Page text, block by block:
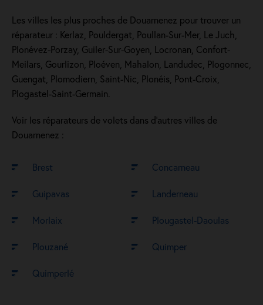
Les villes les plus proches de Douarnenez pour trouver un
réparateur : Kerlaz, Pouldergat, Poullan-Sur-Mer, Le Juch,
Plonévez-Porzay, Guiler-Sur-Goyen, Locronan, Confort-
Meilars, Gourlizon, Ploéven, Mahalon, Landudec, Plogonnec,
Guengat, Plomodiern, Saint-Nic, Plonéis, Pont-Croix,
Plogastel-Saint-Germain.
Voir les réparateurs de volets dans d’autres villes de
Douarnenez :
Brest Concarneau
Guipavas Landerneau
Morlaix Plougastel-Daoulas
Plouzané Quimper
Quimperlé